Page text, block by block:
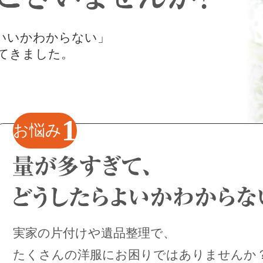
かわからない」
きました。
お悩み 1
実家の片付けや遺品整理で、
たくさんの洋服にお困りではありませんか